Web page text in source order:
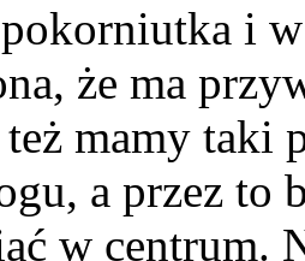
i
że ma
mamy taki
a przez
w centrum.